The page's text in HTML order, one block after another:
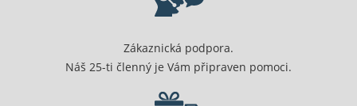
Zákaznická podpora.
Náš 25-ti členný je Vám připraven pomoci.